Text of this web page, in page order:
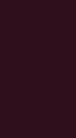
ryggsäcken
ta med mig
ligga ned